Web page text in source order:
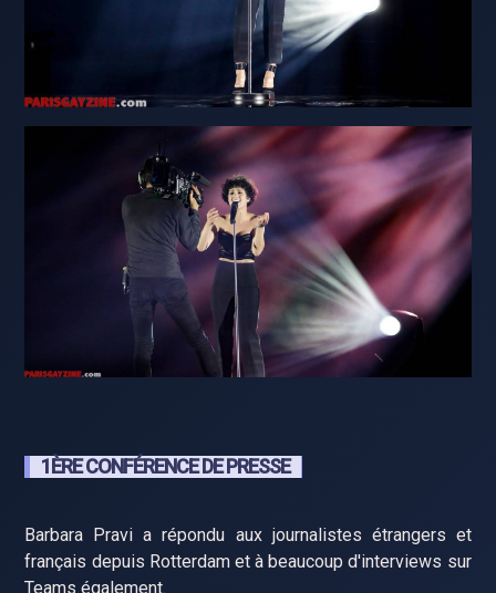
1ÈRE CONFÉRENCE DE PRESSE
Barbara Pravi a répondu aux journalistes étrangers et
français depuis Rotterdam et à beaucoup d'interviews sur
Teams également.